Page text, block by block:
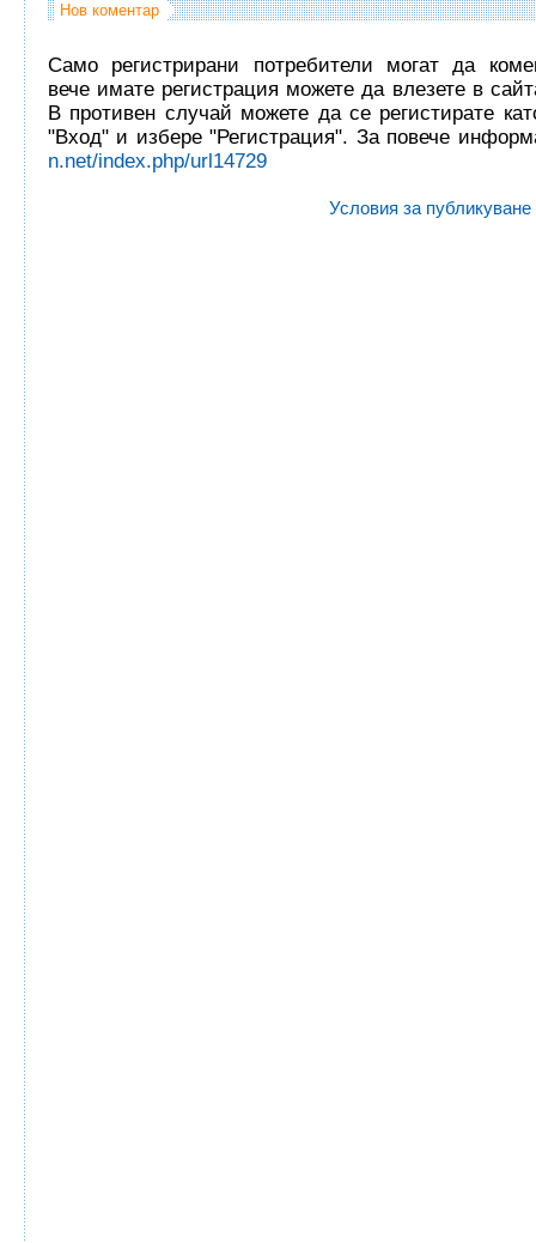
Нов коментар
Само регистрирани потребители могат да
вече имате регистрация можете да влезете в
В противен случай можете да се регистирате
"Вход" и избере "Регистрация". За повече
n.net/index.php/url14729
Условия за